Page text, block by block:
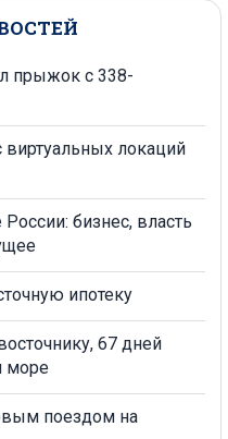
прыжок с 338-
виртуальных локаций
бизнес, власть
ипотеку
67 дней
море
поездом на